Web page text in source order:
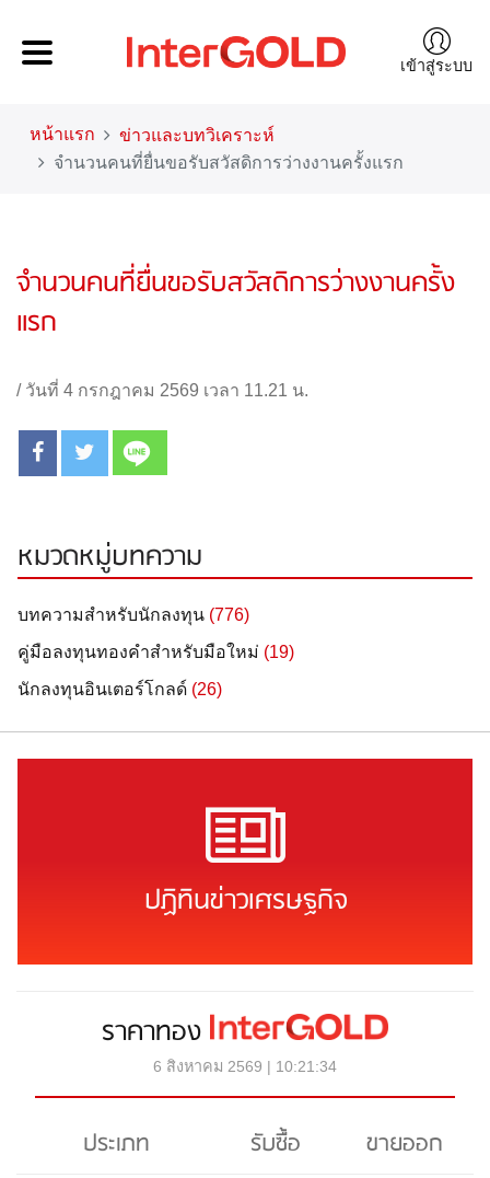
เข้าสู่ระบบ
หน้าแรก
ข่าวและบทวิเคราะห์
จำนวนคนที่ยื่นขอรับสวัสดิการว่างงานครั้งแรก
จำนวนคนที่ยื่นขอรับสวัสดิการว่างงานครั้ง
แรก
/ วันที่ 4 กรกฎาคม 2569 เวลา 11.21 น.
หมวดหมู่บทความ
บทความสำหรับนักลงทุน (776)
คู่มือลงทุนทองคำสำหรับมือใหม่ (19)
นักลงทุนอินเตอร์โกลด์ (26)
ปฏิทินข่าวเศรษฐกิจ
ราคาทอง
6 สิงหาคม 2569 | 10:21:34
ประเภท รับซื้อ
ขายออก